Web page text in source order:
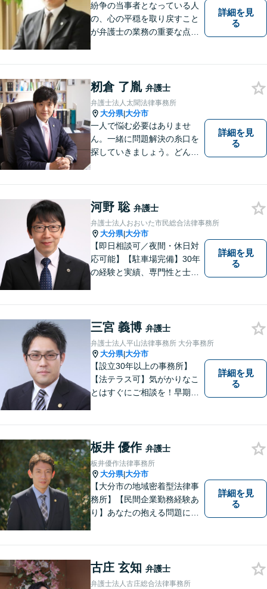
紛争の当事者となっている人
の、心の平穏を取り戻すこと
が弁護士の業務の重要な点と
詳細を見
る
籾倉 了胤 弁護士
弁護士法人太聞法律事務所
大分県|大分市
一人で悩む必要はありませ
ん。一緒に問題解決の糸口を
探していきましょう。どんな
遺産分割、介護などの高齢社
会問題に注力しております。
詳細を見
る
河野 聡 弁護士
弁護士法人おおいた市民総合法律事務所
大分県|大分市
【即日相談可／夜間・休日対
応可能】【駐車場完備】30年
の経験と実績、専門性と士業
ニーズに応えます。常に市民
に身近で親しみやすい弁護士
であり続けます。
詳細を見
る
三宮 義博 弁護士
弁護士法人平山法律事務所 大分事務所
大分県|大分市
【設立30年以上の事務所】
【法テラス可】気がかりなこ
とはすぐにご相談を！早期対
など幅広い問題に柔軟に対応
いたします。【駐車場あり】
詳細を見
る
板井 優作 弁護士
板井優作法律事務所
大分県|大分市
【大分市の地域密着型法律事
務所】【民間企業勤務経験あ
り】あなたの抱える問題に、
もに対応可！お気軽にご相談
ください。【英語対応◎】
詳細を見
る
古庄 玄知 弁護士
弁護士法人古庄総合法律事務所